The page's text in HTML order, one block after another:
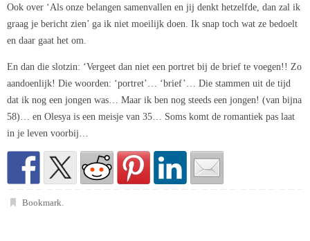
Ook over ‘Als onze belangen samenvallen en jij denkt hetzelfde, dan zal ik
graag je bericht zien’ ga ik niet moeilijk doen. Ik snap toch wat ze bedoelt
en daar gaat het om.
En dan die slotzin: ‘Vergeet dan niet een portret bij de brief te voegen!! Zo
aandoenlijk! Die woorden: ‘portret’… ‘brief’… Die stammen uit de tijd
dat ik nog een jongen was… Maar ik ben nog steeds een jongen! (van bijna
58)… en Olesya is een meisje van 35… Soms komt de romantiek pas laat
in je leven voorbij…
Bookmark